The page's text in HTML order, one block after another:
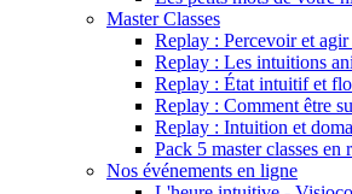
Master Classes
Replay : Percevoir et
Replay : Les intuitions
Replay : État intuitif et
Replay : Comment être
Replay : Intuition et
Pack 5 master classes en
Nos événements en ligne